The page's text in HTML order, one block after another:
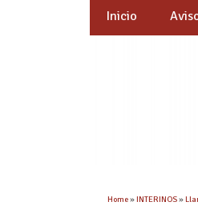
Inicio
Home»INTERINOS»